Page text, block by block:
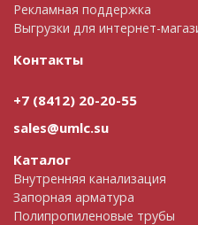
Рекламная поддержка
Выгрузки для интернет-
Контакты
+7 (8412) 20-20-55
sales@umlc.su
Каталог
Внутренняя канализация
Запорная арматура
Полипропиленовые трубы